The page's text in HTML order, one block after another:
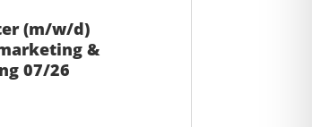
(m/w/d)
&
07/26